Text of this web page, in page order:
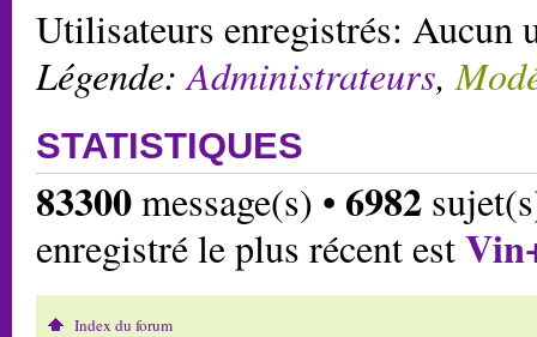
Utilisateurs enregistrés: Aucun
Légende:Administrateurs,
STATISTIQUES
83300message(s) • 6982
enregistré le plus récent est
Index du forum